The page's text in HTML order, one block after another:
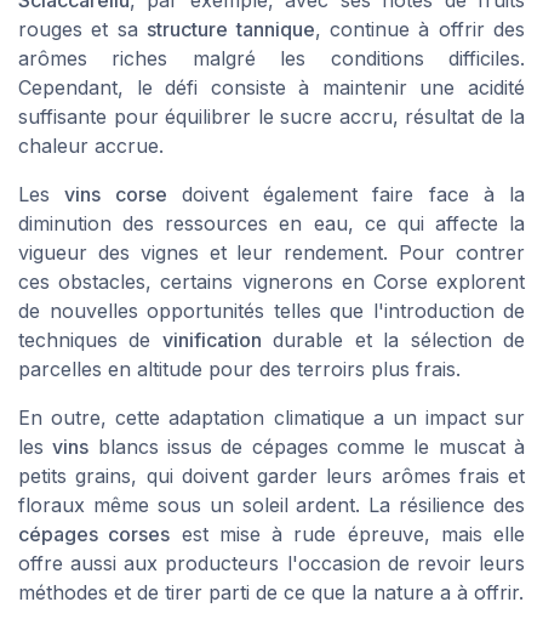
rouges et sa structure tannique, continue à offrir des
arômes riches malgré les conditions difficiles.
Cependant, le défi consiste à maintenir une acidité
suffisante pour équilibrer le sucre accru, résultat de la
chaleur accrue.
Lesvins corse doivent également faire face à la
diminution des ressources en eau, ce qui affecte la
vigueur des vignes et leur rendement. Pour contrer
ces obstacles, certains vignerons en Corse explorent
de nouvelles opportunités telles que l'introduction de
techniques de vinification durable et la sélection de
parcelles en altitude pour des terroirs plus frais.
En outre, cette adaptation climatique a un impact sur
lesvins blancs issus de cépages comme le muscat à
petits grains, qui doivent garder leurs arômes frais et
floraux même sous un soleil ardent. La résilience des
cépages corses est mise à rude épreuve, mais elle
offre aussi aux producteurs l'occasion de revoir leurs
méthodes et de tirer parti de ce que la nature a à offrir.